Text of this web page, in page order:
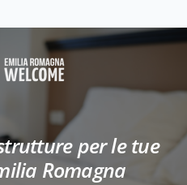
per le tue
Romagna